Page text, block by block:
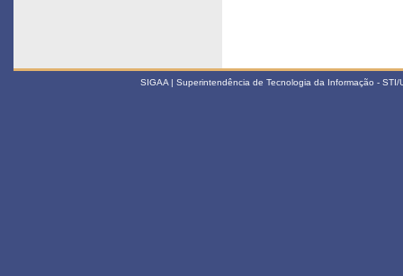
SIGAA | Superintendência de Tecnologia da Informação -